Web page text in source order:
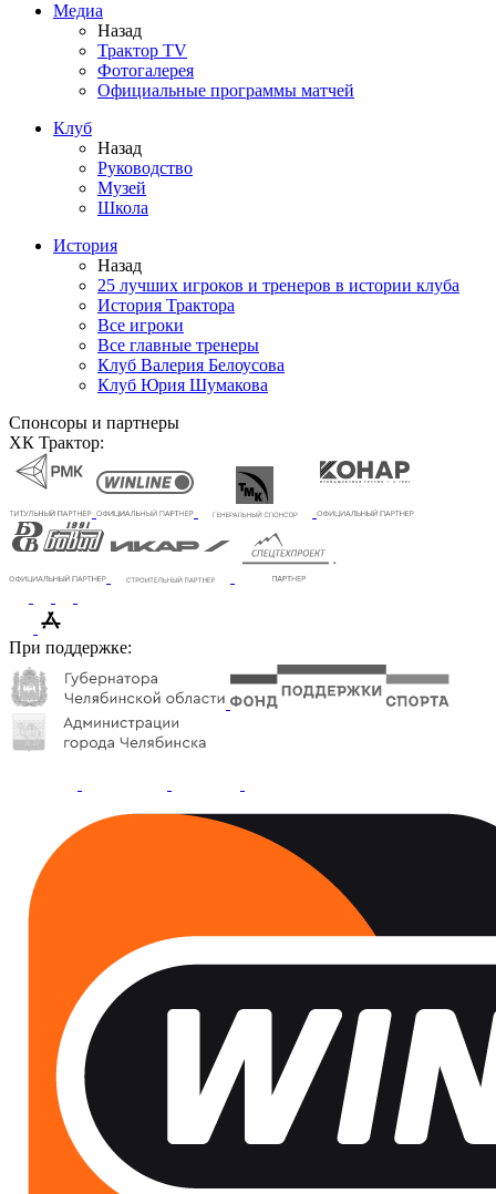
Медиа
Назад
Трактор TV
Фотогалерея
Официальные программы матчей
Клуб
Назад
Руководство
Музей
Школа
История
Назад
25 лучших игроков и тренеров в истории клуба
История Трактора
Все игроки
Все главные тренеры
Клуб Валерия Белоусова
Клуб Юрия Шумакова
Спонсоры и партнеры
ХК Трактор:
При поддержке: